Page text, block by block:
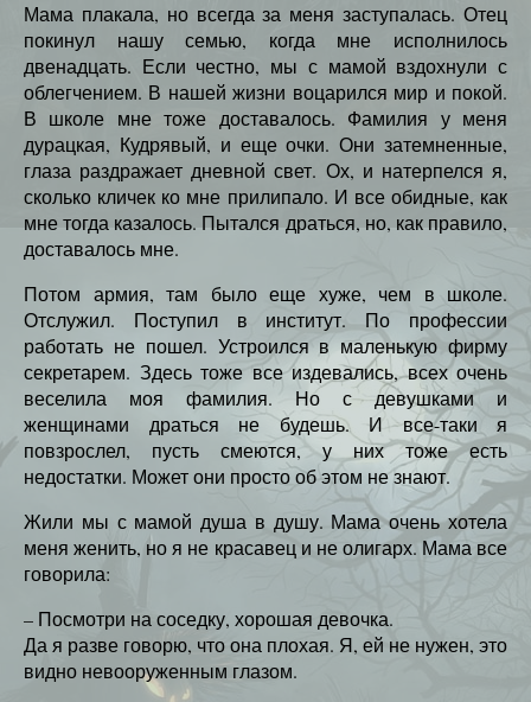
Мама плакала, но всегда за меня заступалась. Отец
покинул нашу семью, когда мне исполнилось
двенадцать. Если честно, мы с мамой вздохнули с
облегчением. В нашей жизни воцарился мир и покой.
В школе мне тоже доставалось. Фамилия у меня
дурацкая, Кудрявый, и еще очки. Они затемненные,
глаза раздражает дневной свет. Ох, и натерпелся я,
сколько кличек ко мне прилипало. И все обидные, как
мне тогда казалось. Пытался драться, но, как правило,
доставалось мне.
Потом армия, там было еще хуже, чем в школе.
Отслужил. Поступил в институт. По профессии
работать не пошел. Устроился в маленькую фирму
секретарем. Здесь тоже все издевались, всех очень
веселила моя фамилия. Но с девушками и
женщинами драться не будешь. И все-таки я
повзрослел, пусть смеются, у них тоже есть
недостатки. Может они просто об этом не знают.
Жили мы с мамой душа в душу. Мама очень хотела
меня женить, но я не красавец и не олигарх. Мама все
говорила:
– Посмотри на соседку, хорошая девочка.
Да я разве говорю, что она плохая. Я, ей не нужен, это
видно невооруженным глазом.